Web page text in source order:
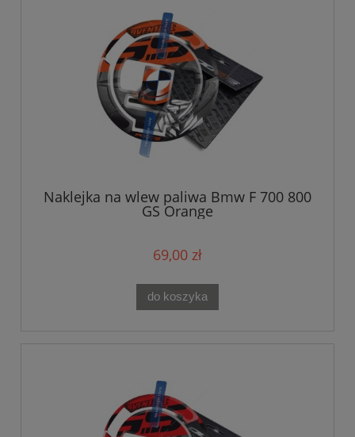
Naklejka na wlew paliwa Bmw F 700 800
GS Orange
69,00 zł
do koszyka